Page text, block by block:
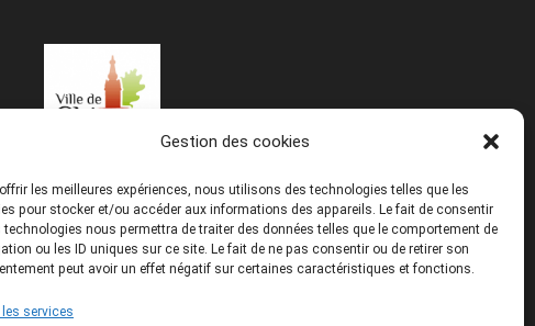
Gestion des cookies
les meilleures expériences, nous utilisons des technologies telles que les
pour stocker et/ou accéder aux informations des appareils. Le fait de consentir
technologies nous permettra de traiter des données telles que le comportement de
ou les ID uniques sur ce site. Le fait de ne pas consentir ou de retirer son
peut avoir un effet négatif sur certaines caractéristiques et fonctions.
les services